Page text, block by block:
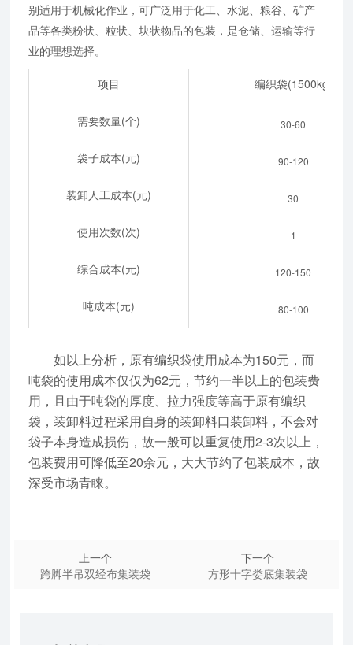
别适用于机械化作业，可广泛用于化工、水泥、粮谷、矿产
品等各类粉状、粒状、块状物品的包装，是仓储、运输等行
业的理想选择。
项目 编织袋(1500kg)
需要数量(个) 30-60
袋子成本(元) 90-120
装卸人工成本(元) 30
使用次数(次) 1
综合成本(元) 120-150
吨成本(元) 80-100
如以上分析，原有编织袋使用成本为150元，而
吨袋的使用成本仅仅为62元，节约一半以上的包装费
用，且由于吨袋的厚度、拉力强度等高于原有编织
袋，装卸料过程采用自身的装卸料口装卸料，不会对
袋子本身造成损伤，故一般可以重复使用2-3次以上，
包装费用可降低至20余元，大大节约了包装成本，故
深受市场青睐。
上一个
跨脚半吊双经布集装袋
下一个
方形十字娄底集装袋
相关产品